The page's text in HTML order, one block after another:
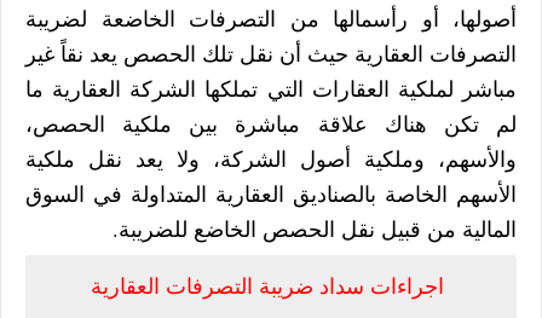
أصولها، أو رأسمالها من التصرفات الخاضعة لضريبة
التصرفات العقارية حيث أن نقل تلك الحصص يعد نقاً غير
مباشر لملكية العقارات التي تملكها الشركة العقارية ما
لم تكن هناك علاقة مباشرة بين ملكية الحصص،
والأسهم، وملكية أصول الشركة، ولا يعد نقل ملكية
الأسهم الخاصة بالصناديق العقارية المتداولة في السوق
المالية من قبيل نقل الحصص الخاضع للضريبة.
اجراءات سداد ضريبة التصرفات العقارية